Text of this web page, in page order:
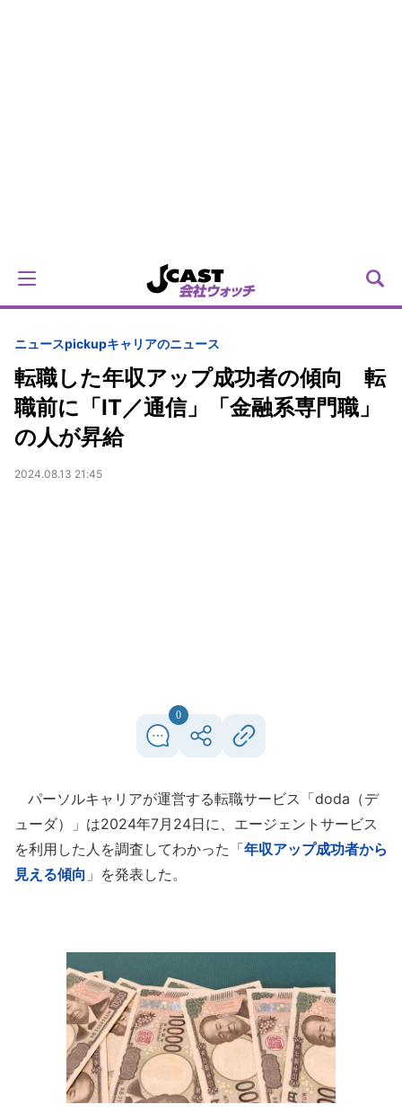
ニュースpickupキャリアのニュース
転職した年収アップ成功者の傾向 転
職前に「IT／通信」「金融系専門職」
の人が昇給
2024.08.13 21:45
0
パーソルキャリアが運営する転職サービス「doda（デ
ューダ）」は2024年7月24日に、エージェントサービス
を利用した人を調査してわかった「年収アップ成功者から
見える傾向 」を発表した。